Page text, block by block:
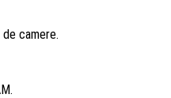
camere.